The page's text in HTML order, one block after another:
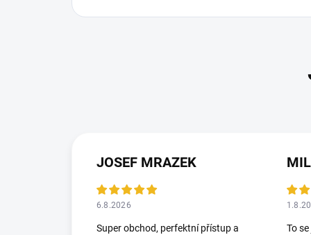
JOSEF MRAZEK
6.8.2026
Super obchod, perfektní přístup a
To